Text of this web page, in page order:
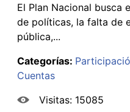
El Plan Nacional busca
de políticas, la falta de
pública,...
Categorías:
Cuentas
Visitas: 15085